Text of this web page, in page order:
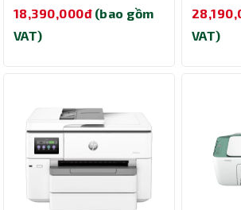
18,390,000đ (bao gồm
VAT)
VAT)